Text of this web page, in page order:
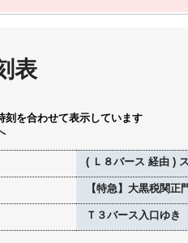
表
を合わせて表示しています
( Ｌ８バース 経由 )
【特急】大黒税関正
Ｔ３バース入口ゆき